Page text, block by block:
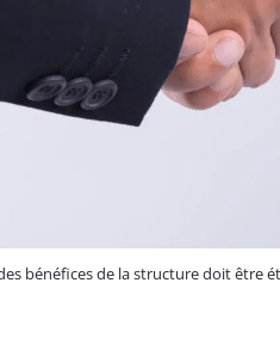
bénéfices de la structure doit être